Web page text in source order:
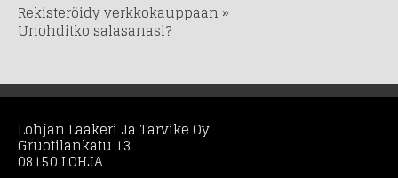
Rekisteröidy verkkokauppaan »
Unohditko salasanasi?
Lohjan Laakeri Ja Tarvike Oy
Gruotilankatu 13
08150 LOHJA